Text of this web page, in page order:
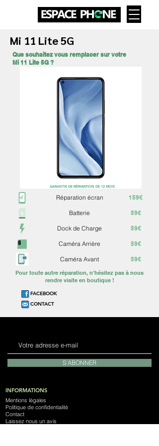
Mi 11 Lite 5G
Que souhaitez vous remplacer sur votre
Mi 11 Lite 5G ?
Réparation écran
Batterie
Dock de Charge
Caméra Arrière
Caméra Avant 59€
59€
59€
159€
59€
Pour toute autre réparation, n'hésitez pas à nous
rendre visite en boutique !
FACEBOOK
CONTACT
GARANTIE DE RÉPARATION DE 12 MOIS
S'ABONNER
INFORMATIONS
Mentions légales
Politique de confidentialité
Contact
Laissez nous un avis